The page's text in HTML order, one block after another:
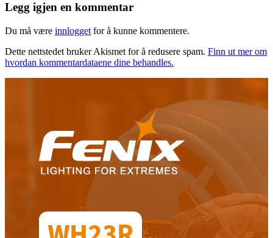
Legg igjen en kommentar
Du må være innlogget for å kunne kommentere.
Dette nettstedet bruker Akismet for å redusere spam. Finn ut mer om
hvordan kommentardataene dine behandles.